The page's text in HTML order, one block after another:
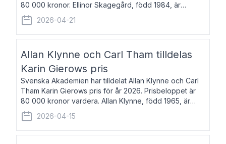
80 000 kronor. Ellinor Skagegård, född 1984, är
författare, journalist och musiker. Hon skriver
återkommande för Svenska Dagbladet, Ups
2026-04-21
Allan Klynne och Carl Tham tilldelas
Karin Gierows pris
Svenska Akademien har tilldelat Allan Klynne och Carl
Tham Karin Gierows pris för år 2026. Prisbeloppet är
80 000 kronor vardera. Allan Klynne, född 1965, är
arkeolog, författare, översättare och fil.dr i antikens
kultur och samhällsliv. Ut
2026-04-15